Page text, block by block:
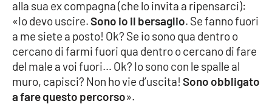
PROGETTI
SPECIALI
Buona Sanità Calabria
LA
CALABRIAVISIONE
alla sua ex compagna (che lo invita a ripensarci):
«Io devo uscire.Sono io il bersaglio. Se fanno fuori
a me siete a posto! Ok? Se io sono qua dentro o
cercano di farmi fuori qua dentro o cercano di fare
del male a voi fuori… Ok? Io sono con le spalle al
muro, capisci? Non ho vie d’uscita! Sono obbligato
a fare questo percorso».